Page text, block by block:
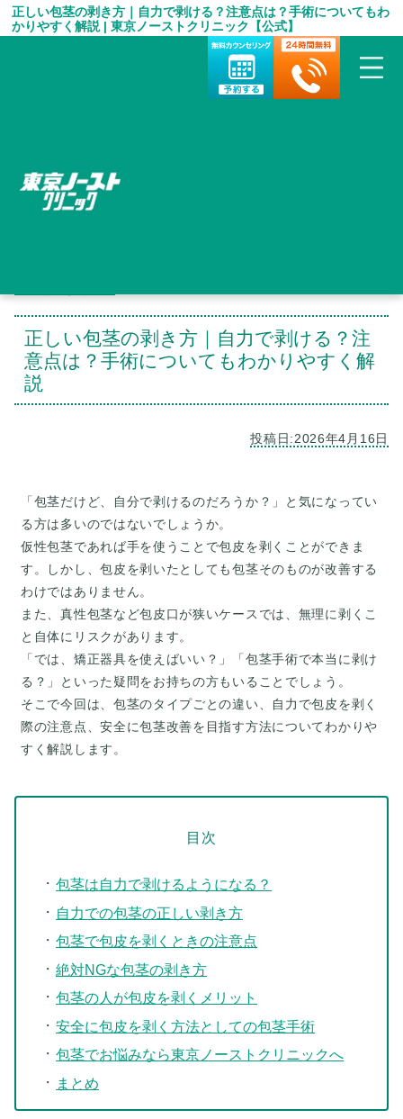
正しい包茎の剥き方｜自力で剥ける？注意点は？手術についてもわ
かりやすく解説 | 東京ノーストクリニック【公式】
正しい包茎の剥き方｜自力で剥ける？注
意点は？手術についてもわかりやすく解
説
「包茎だけど、自分で剥けるのだろうか？」と気になってい
る方は多いのではないでしょうか。
仮性包茎であれば手を使うことで包皮を剥くことができま
す。しかし、包皮を剥いたとしても包茎そのものが改善する
わけではありません。
また、真性包茎など包皮口が狭いケースでは、無理に剥くこ
と自体にリスクがあります。
「では、矯正器具を使えばいい？」「包茎手術で本当に剥け
る？」といった疑問をお持ちの方もいることでしょう。
そこで今回は、包茎のタイプごとの違い、自力で包皮を剥く
際の注意点、安全に包茎改善を目指す方法についてわかりや
目次
包茎は自力で剥けるようになる？
自力での包茎の正しい剥き方
包茎で包皮を剥くときの注意点
絶対NGな包茎の剥き方
包茎の人が包皮を剥くメリット
安全に包皮を剥く方法としての包茎手術
包茎でお悩みなら東京ノーストクリニックへ
まとめ